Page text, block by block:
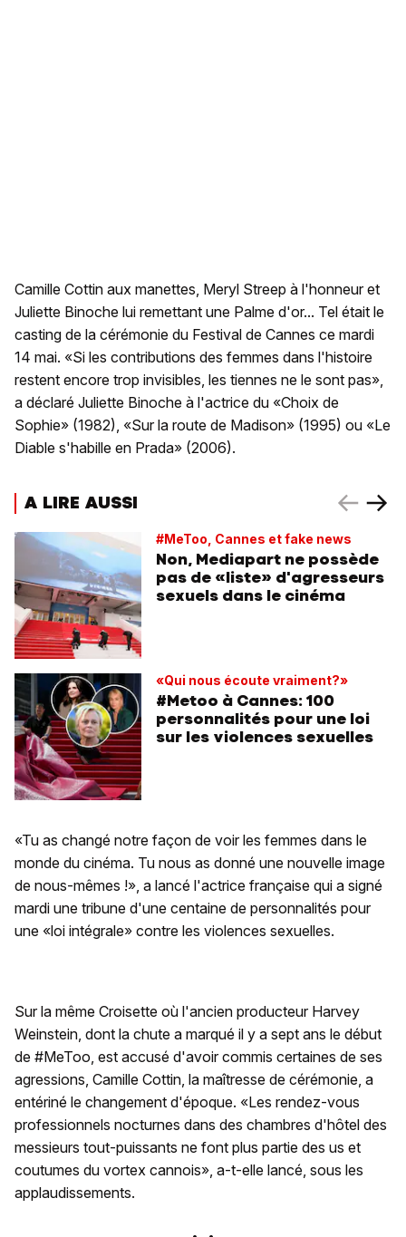
Camille Cottin aux manettes, Meryl Streep à l'honneur et
Juliette Binoche lui remettant une Palme d'or... Tel était le
casting de la cérémonie du Festival de Cannes ce mardi
14 mai. «Si les contributions des femmes dans l'histoire
restent encore trop invisibles, les tiennes ne le sont pas»,
a déclaré Juliette Binoche à l'actrice du «Choix de
Sophie» (1982), «Sur la route de Madison» (1995) ou «Le
Diable s'habille en Prada» (2006).
A LIRE AUSSI
#MeToo, Cannes et fake news
Non, Mediapart ne possède
pas de «liste» d'agresseurs
sexuels dans le cinéma
«Qui nous écoute vraiment?»
#Metoo à Cannes: 100
personnalités pour une loi
sur les violences sexuelles
«Tu as changé notre façon de voir les femmes dans le
monde du cinéma. Tu nous as donné une nouvelle image
de nous-mêmes !», a lancé l'actrice française qui a signé
mardi une tribune d'une centaine de personnalités pour
une «loi intégrale» contre les violences sexuelles.
Sur la même Croisette où l'ancien producteur Harvey
Weinstein, dont la chute a marqué il y a sept ans le début
de #MeToo, est accusé d'avoir commis certaines de ses
agressions, Camille Cottin, la maîtresse de cérémonie, a
entériné le changement d'époque. «Les rendez-vous
professionnels nocturnes dans des chambres d'hôtel des
messieurs tout-puissants ne font plus partie des us et
coutumes du vortex cannois», a-t-elle lancé, sous les
applaudissements.